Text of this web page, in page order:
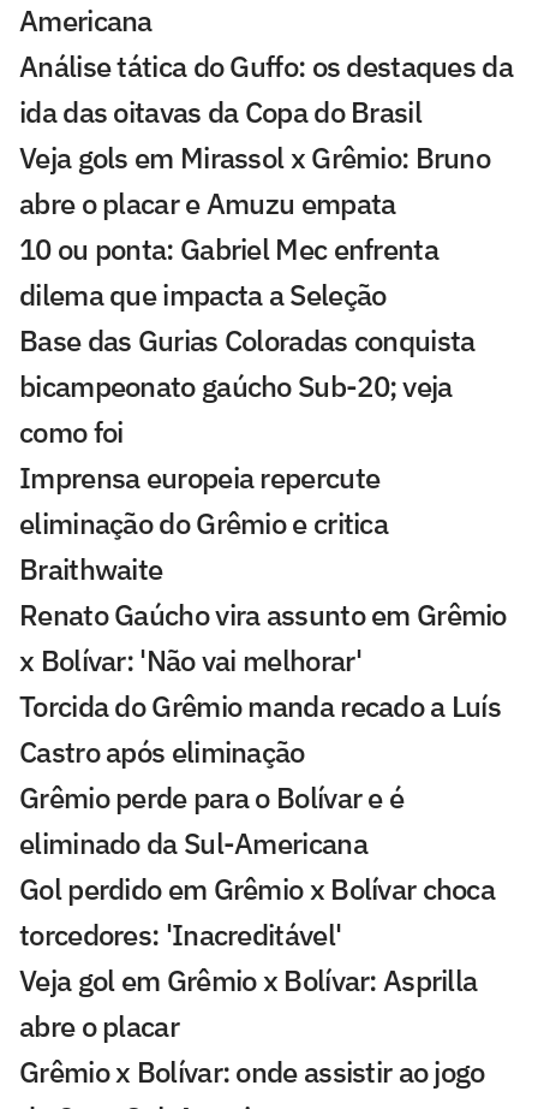
Americana
Análise tática do Guffo: os destaques da
ida das oitavas da Copa do Brasil
Veja gols em Mirassol x Grêmio: Bruno
abre o placar e Amuzu empata
10 ou ponta: Gabriel Mec enfrenta
dilema que impacta a Seleção
Base das Gurias Coloradas conquista
bicampeonato gaúcho Sub-20; veja
como foi
Imprensa europeia repercute
eliminação do Grêmio e critica
Braithwaite
Renato Gaúcho vira assunto em Grêmio
x Bolívar: 'Não vai melhorar'
Torcida do Grêmio manda recado a Luís
Castro após eliminação
Grêmio perde para o Bolívar e é
eliminado da Sul-Americana
Gol perdido em Grêmio x Bolívar choca
torcedores: 'Inacreditável'
Veja gol em Grêmio x Bolívar: Asprilla
abre o placar
Grêmio x Bolívar: onde assistir ao jogo